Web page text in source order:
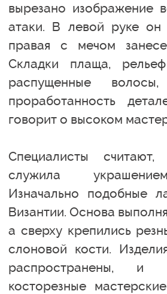
вырезано изображение
атаки. В левой руке
правая с мечом
Складки плаща,
распущенные
проработанность
говорит о высоком
Специалисты считают,
служила
Изначально подобные
Византии. Основа
а сверху крепились
слоновой кости.
распространены,
косторезные